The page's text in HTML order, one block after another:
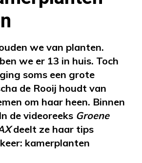
we van planten.
we er 13 in huis. Toch
soms een grote
de Rooij houdt van
om haar heen. Binnen
de videoreeks Groene
deelt ze haar tips
kamerplanten